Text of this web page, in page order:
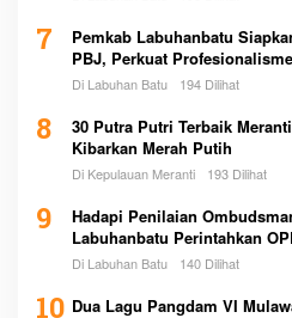
7
Pemkab Labuhanbatu
PBJ, Perkuat
Pemerintah
Di Labuhan Batu 194 Dilihat
8
30 Putra Putri Terbaik
Kibarkan Merah Putih
Di Kepulauan Meranti 193 Dilihat
9
Hadapi Penilaian
Labuhanbatu Perintahkan
Di Labuhan Batu 140 Dilihat
Dua Lagu Pangdam VI